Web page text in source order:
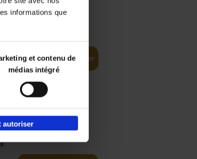
informations que
et contenu de
médias intégré
autoriser
Ajouter au panier
€34,99